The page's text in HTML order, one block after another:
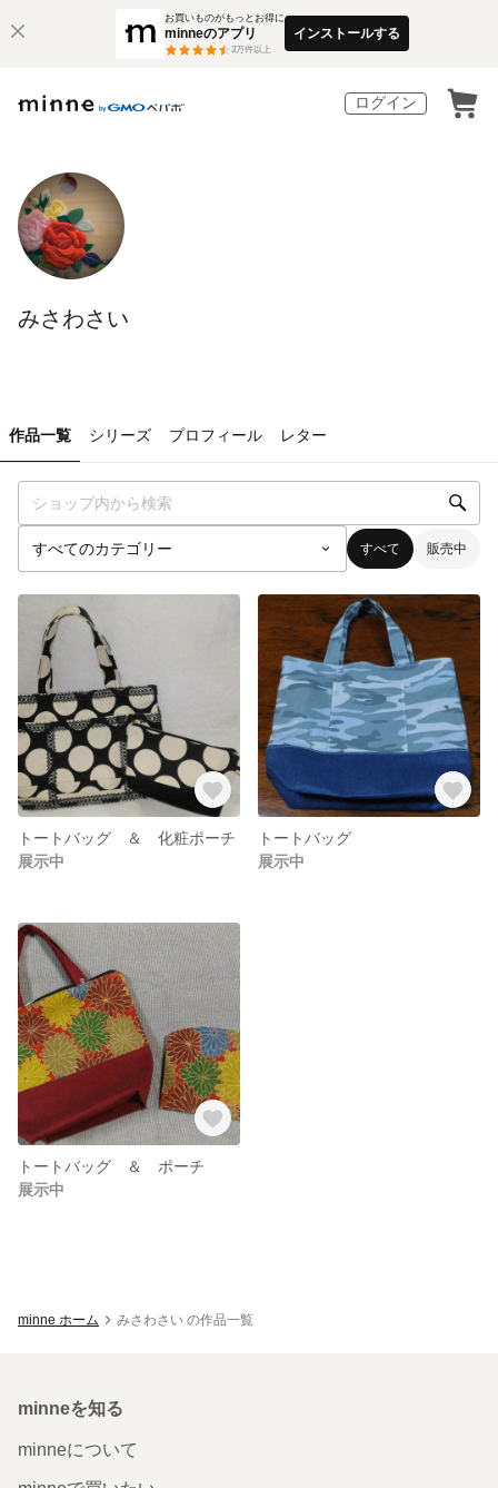
お買いものがもっとお得に
minneのアプリ
3万件以上
インストールする
ログイン
みさわさい
作品一覧 シリーズ プロフィール レター
すべて 販売中
トートバッグ ＆ 化粧ポーチ
展示中
トートバッグ
展示中
トートバッグ ＆ ポーチ
展示中
minne ホーム みさわさい の作品一覧
minneを知る
minneについて